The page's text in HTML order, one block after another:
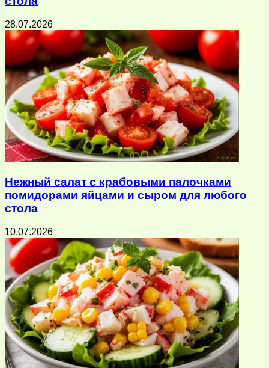
28.07.2026
Нежный салат с крабовыми палочками
помидорами яйцами и сыром для любого
стола
10.07.2026